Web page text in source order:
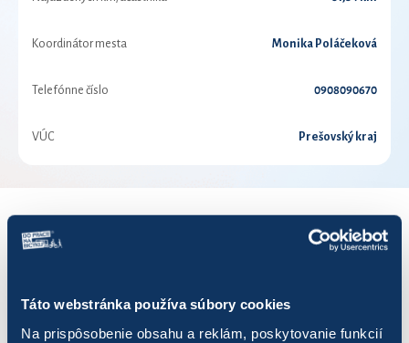
Táto webstránka používa súbory cookies
Na prispôsobenie obsahu a reklám, poskytovanie funkcií
Koordinátor mesta Monika Poláčeková
Telefónne číslo 0908090670
VÚC Prešovský kraj
VÝSLEDKY PRE ROK 2021
Zobraziť výsledkov